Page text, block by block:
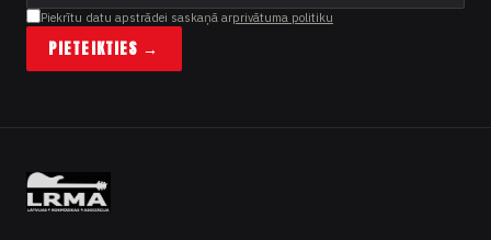
Piekrītu datu apstrādei saskaņā arprivātuma politiku
PIETEIKTIES →